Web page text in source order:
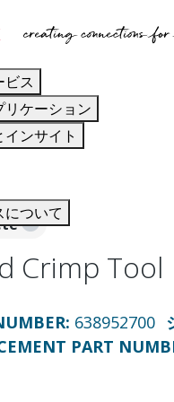
ビス
リケーション
インサイト
について
Crimp Tool
: 638952700
PART